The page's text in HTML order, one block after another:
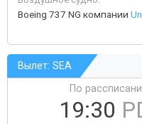
Boeing 737 NG компании
Вылет: SEA
По
19:30